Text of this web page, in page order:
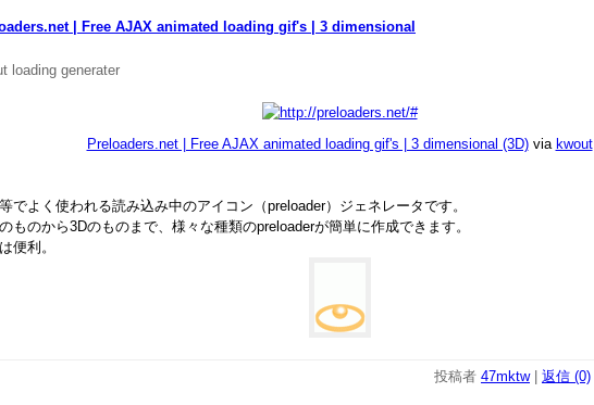
| Free AJAX animated loading gif's | 3 dimensional
loading generater
Preloaders.net | Free AJAX animated loading gif's | 3 dimensional (3D)via kwout
でよく使われる読み込み中のアイコン（preloader）ジェネレータです。
ものから3Dのものまで、様々な種類のpreloaderが簡単に作成できます。
便利。
投稿者 47mktw| 返信 (0)